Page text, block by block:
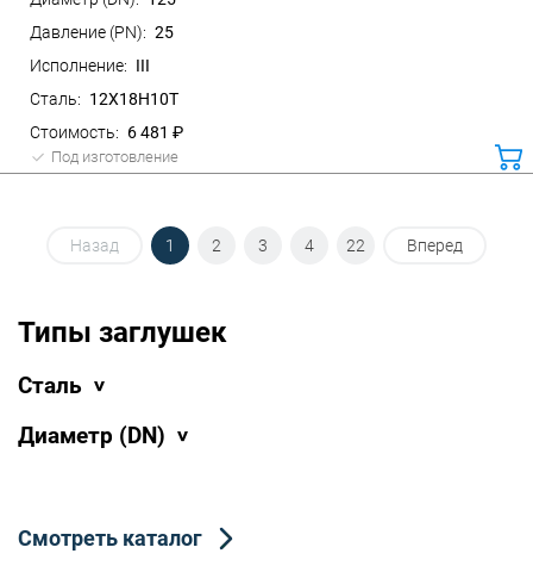
25
III
12Х18Н10Т
6 481 ₽
Под изготовление
Назад 1 2 3 4 22 Вперед
Типы заглушек
Сталь
Диаметр (DN)
Смотреть каталог